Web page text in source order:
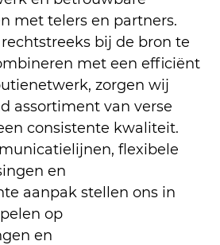
met telers en partners.
bij de bron te
met een efficiënt
zorgen wij
assortiment van verse
consistente kwaliteit.
flexibele
en
aanpak stellen ons in
op
en